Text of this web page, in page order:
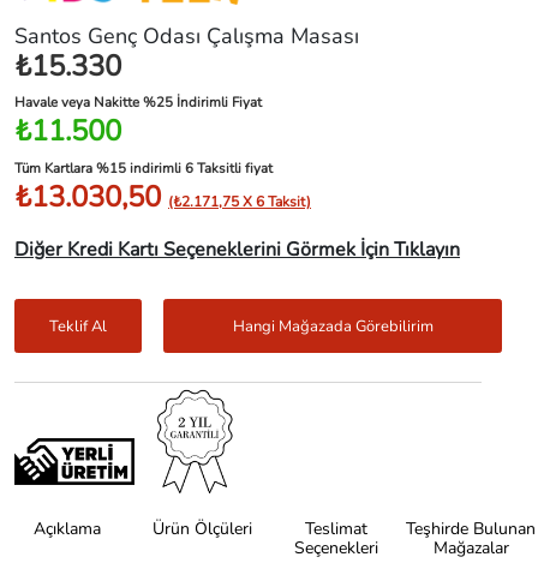
Santos Genç Odası Çalışma Masası
₺15.330
Havale veya Nakitte %25 İndirimli Fiyat
₺11.500
Tüm Kartlara %15 indirimli 6 Taksitli fiyat
₺13.030,50 (₺2.171,75 X 6 Taksit)
Diğer Kredi Kartı Seçeneklerini Görmek İçin Tıklayın
Teklif Al Hangi Mağazada Görebilirim
Açıklama Ürün Ölçüleri
Teslimat
Seçenekleri
Teşhirde Bulunan
Mağazalar